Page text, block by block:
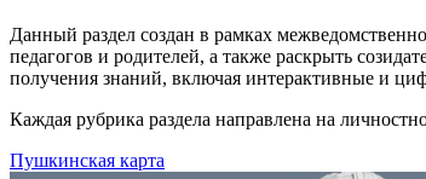
Данный раздел создан в рамках
педагогов и родителей, а также раскрыть
получения знаний, включая интерактивные и
Каждая рубрика раздела направлена на
Пушкинская карта